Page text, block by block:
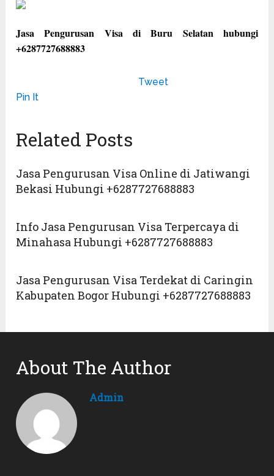
Jasa Pengurusan Visa di Buru Selatan hubungi
+6287727688883
Tweet
Pin It
Related Posts
Jasa Pengurusan Visa Online di Jatiwangi
Bekasi Hubungi +6287727688883
Info Jasa Pengurusan Visa Terpercaya di
Minahasa Hubungi +6287727688883
Jasa Pengurusan Visa Terdekat di Caringin
Kabupaten Bogor Hubungi +6287727688883
About The Author
Admin